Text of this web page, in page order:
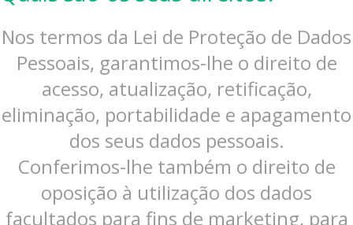
Nos termos da Lei de Proteção de Dados
Pessoais, garantimos-lhe o direito de
acesso, atualização, retificação,
eliminação, portabilidade e apagamento
dos seus dados pessoais.
Conferimos-lhe também o direito de
oposição à utilização dos dados
facultados para fins de marketing, para